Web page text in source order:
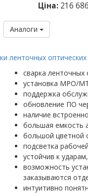
Ціна: 216
Аналоги
ленточных
сварка ленточных
установка MPO/
поддержка
обновление ПО
наличие
большая емкость
большой цветной
подсветка
устойчив к
возможность
заказываются
интуитивно